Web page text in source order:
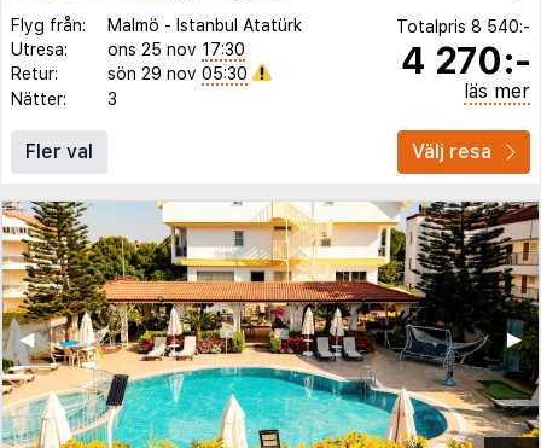
Flyg från: Malmö - Istanbul Atatürk
Utresa:
ons 25 nov 17:30
Retur:
sön 29 nov 05:30
Nätter:
3
Totalpris 8 540:-
4 270:-
läs mer
Fler val Välj resa
▶︎
◀︎